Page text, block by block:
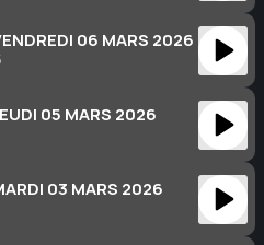
06 MARS 2026
05 MARS 2026
03 MARS 2026